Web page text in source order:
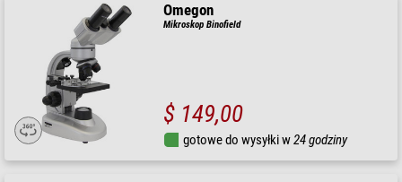
Omegon
Mikroskop Binofield
$ 149,00
gotowe do wysyłki w24 godziny